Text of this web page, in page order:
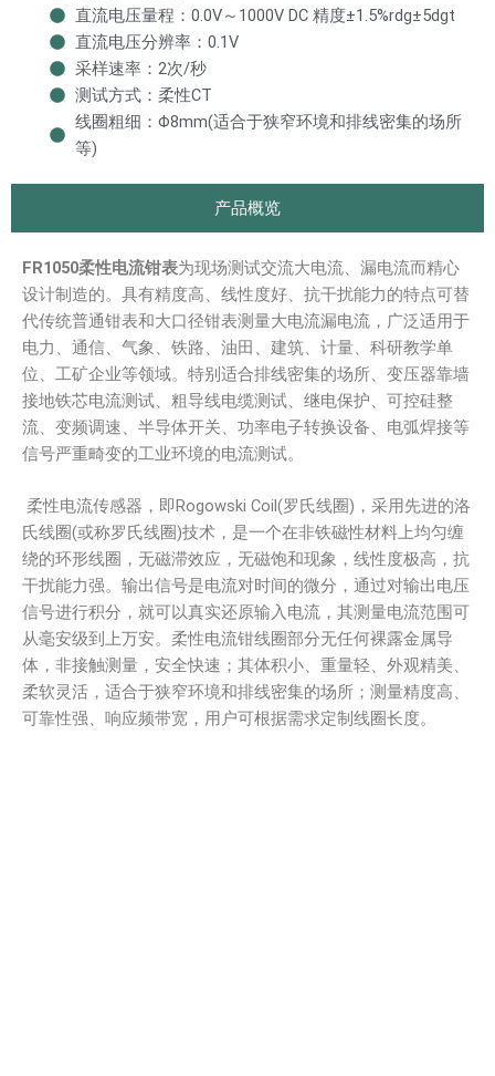
直流电压量程：0.0V～1000V DC 精度±1.5%rdg±5dgt
直流电压分辨率：0.1V
采样速率：2次/秒
测试方式：柔性CT
线圈粗细：Φ8mm(适合于狭窄环境和排线密集的场所
等)
产品概览
FR1050柔性电流钳表为现场测试交流大电流、漏电流而精心
设计制造的。具有精度高、线性度好、抗干扰能力的特点可替
代传统普通钳表和大口径钳表测量大电流漏电流，广泛适用于
电力、通信、气象、铁路、油田、建筑、计量、科研教学单
位、工矿企业等领域。特别适合排线密集的场所、变压器靠墙
接地铁芯电流测试、粗导线电缆测试、继电保护、可控硅整
流、变频调速、半导体开关、功率电子转换设备、电弧焊接等
信号严重畸变的工业环境的电流测试。
柔性电流传感器，即Rogowski Coil(罗氏线圈)，采用先进的洛
氏线圈(或称罗氏线圈)技术，是一个在非铁磁性材料上均匀缠
绕的环形线圈，无磁滞效应，无磁饱和现象，线性度极高，抗
干扰能力强。输出信号是电流对时间的微分，通过对输出电压
信号进行积分，就可以真实还原输入电流，其测量电流范围可
从毫安级到上万安。柔性电流钳线圈部分无任何裸露金属导
体，非接触测量，安全快速；其体积小、重量轻、外观精美、
柔软灵活，适合于狭窄环境和排线密集的场所；测量精度高、
可靠性强、响应频带宽，用户可根据需求定制线圈长度。